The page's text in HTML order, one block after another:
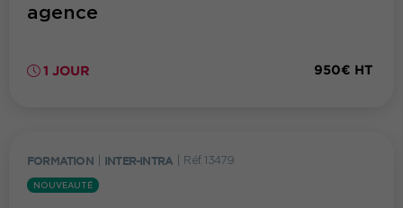
agence
1 JOUR 950€ HT
FORMATION INTER-INTRA Réf. 13479
NOUVEAUTÉ